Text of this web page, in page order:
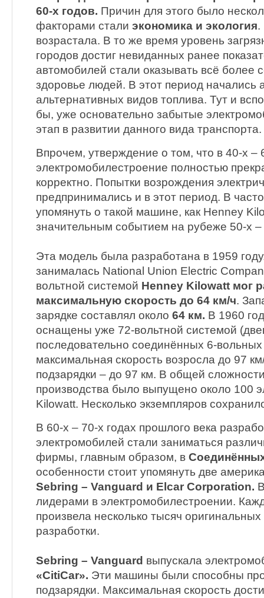
60-х годов. Причин для этого было
факторами стали экономика и экология.
возрастала. В то же время уровень
городов достиг невиданных ранее
автомобилей стали оказывать всё более
здоровье людей. В этот период начались
альтернативных видов топлива. Тут и
бы, уже основательно забытые
этап в развитии данного вида транспорта.
Впрочем, утверждение о том, что в 40-х –
электромобилестроение полностью
корректно. Попытки возрождения
предпринимались и в этот период. В
упомянуть о такой машине, как Henney
значительным событием на рубеже 50-х –
Эта модель была разработана в 1959
занималась National Union Electric
вольтной системой Henney Kilowatt мог
максимальную скорость до 64 км/ч.
зарядке составлял около 64 км. В 1960
оснащены уже 72-вольтной системой
последовательно соединённых 6-
максимальная скорость возросла до 97
подзарядки – до 97 км. В общей
производства было выпущено около 100
Kilowatt. Несколько экземпляров
В 60-х – 70-х годах прошлого века
электромобилей стали заниматься
фирмы, главным образом, в
особенности стоит упомянуть две
Sebring – Vanguard и Elcar Corporation.
лидерами в электромобилестроении.
произвела несколько тысяч
разработки.
Sebring – Vanguard выпускала
«CitiCar». Эти машины были способны
подзарядки. Максимальная скорость